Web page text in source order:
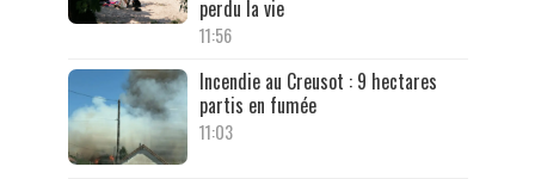
perdu la vie
11:56
Incendie au Creusot : 9 hectares
partis en fumée
11:03